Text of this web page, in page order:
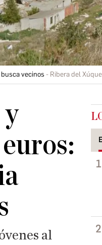
vecinos Ribera del
al